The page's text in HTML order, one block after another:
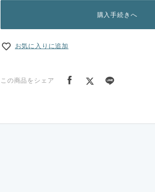
購入手続きへ
お気に入りに追加
この商品をシェア